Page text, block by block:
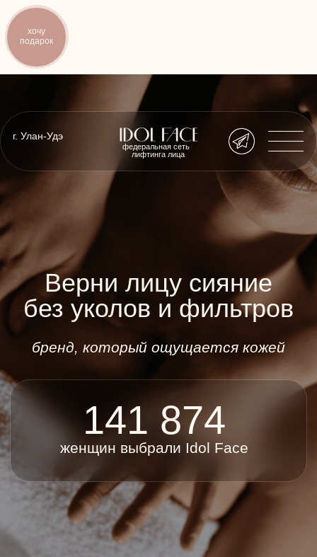
хочу
подарок
Верни лицу сияние
без уколов и фильтров
141 874
женщин выбрали Idol Face
бренд, который ощущается кожей
первый визит за 2 300 руб.3 100
федеральная сеть
записаться онлайн